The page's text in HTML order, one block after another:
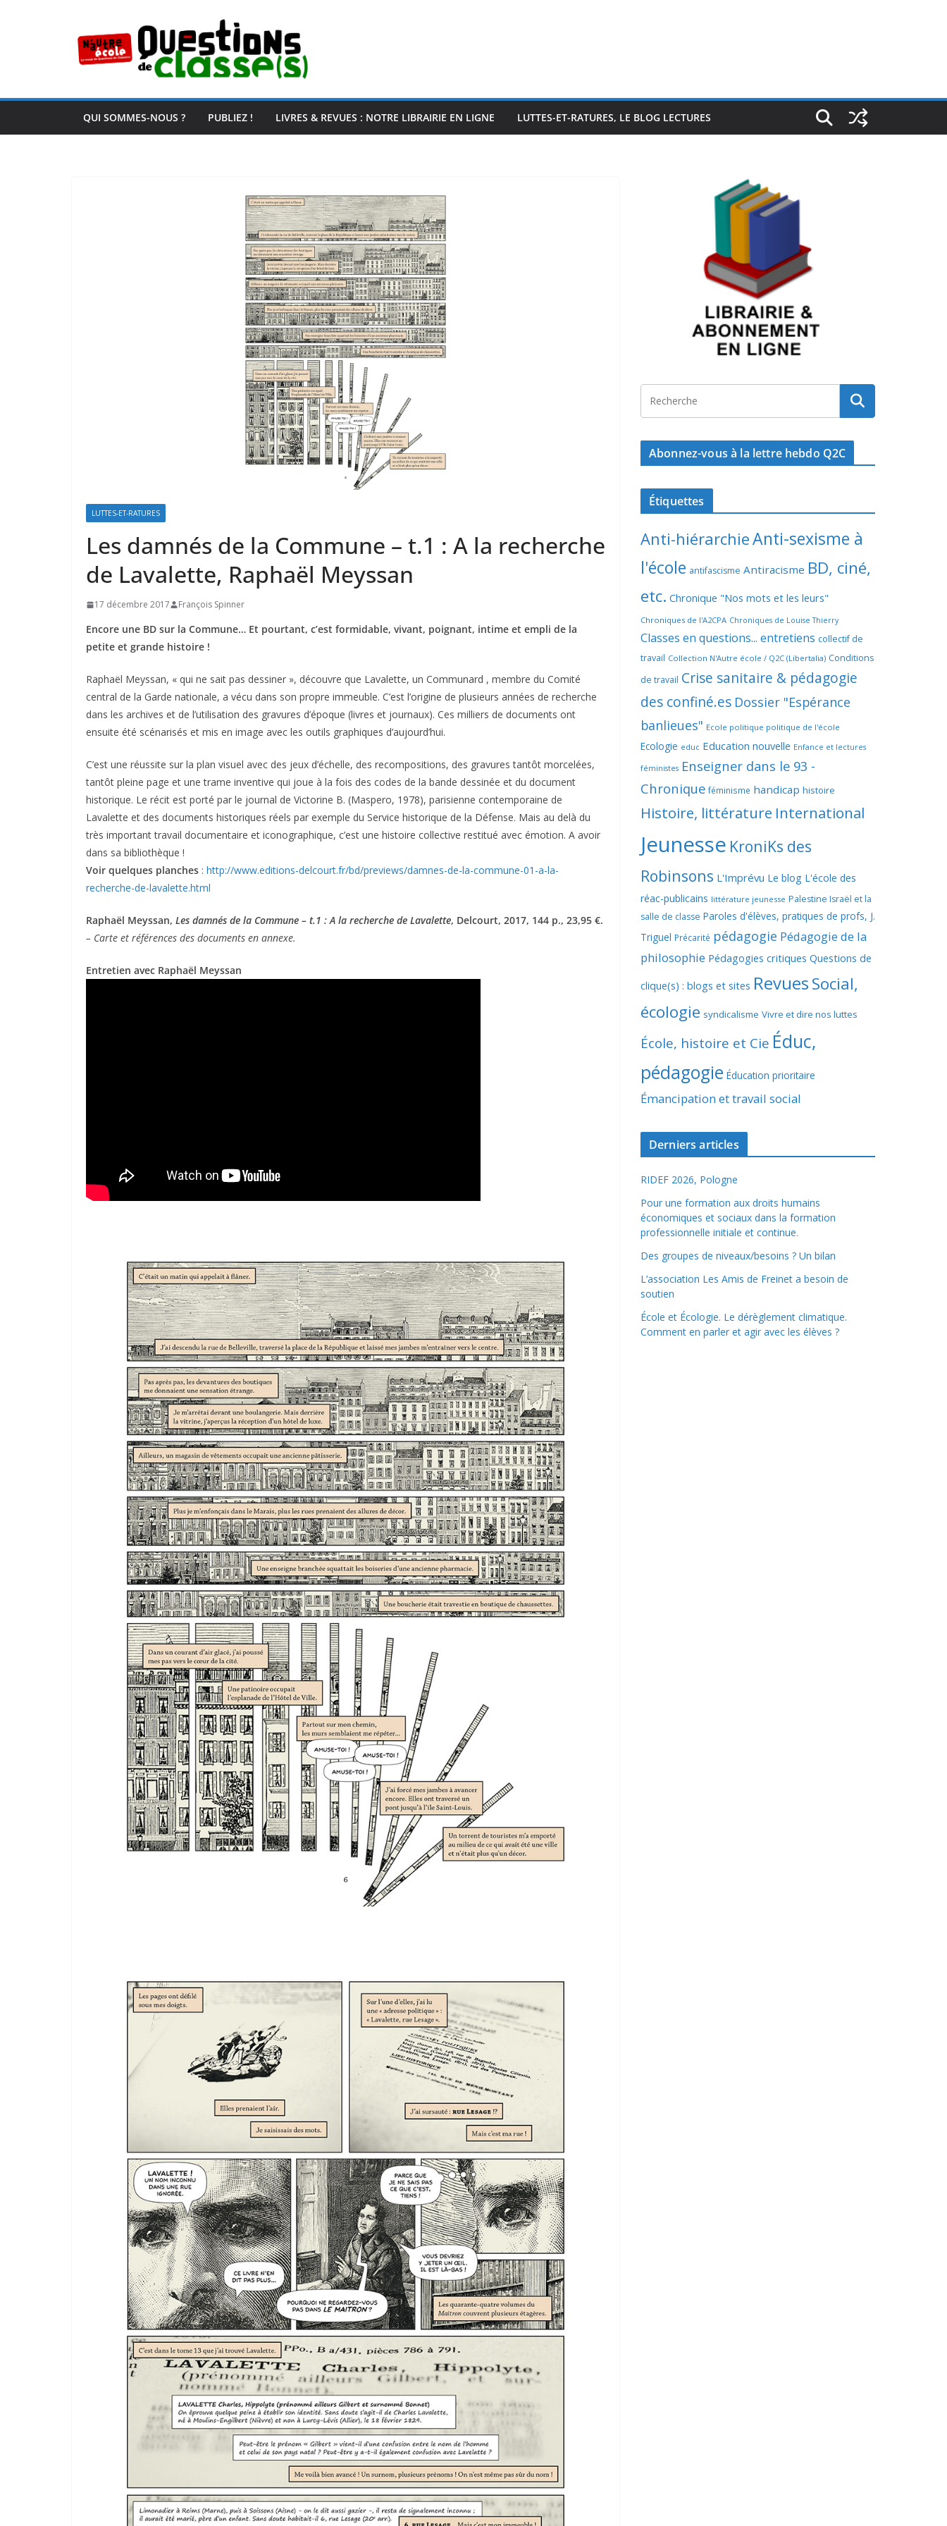
QUI SOMMES-NOUS ? PUBLIEZ ! LIVRES & REVUES : NOTRE LIBRAIRIE EN LIGNE LUTTES-ET-RATURES, LE BLOG LECTURES
LUTTES-ET-RATURES
Les damnés de la Commune – t.1 : A la recherche
de Lavalette, Raphaël Meyssan
17 décembre 2017 François Spinner
Encore une BD sur la Commune… Et pourtant, c’est formidable, vivant, poignant, intime et empli de la
petite et grande histoire !
Raphaël Meyssan, « qui ne sait pas dessiner », découvre que Lavalette, un Communard , membre du Comité
central de la Garde nationale, a vécu dans son propre immeuble. C’est l’origine de plusieurs années de recherche
dans les archives et de l’utilisation des gravures d’époque (livres et journaux). Ces milliers de documents ont
ensuite été scénarisés et mis en image avec les outils graphiques d’aujourd’hui.
C’est une réussite sur la plan visuel avec des jeux d’échelle, des recompositions, des gravures tantôt morcelées,
tantôt pleine page et une trame inventive qui joue à la fois des codes de la bande dessinée et du document
historique. Le récit est porté par le journal de Victorine B. (Maspero, 1978), parisienne contemporaine de
Lavalette et des documents historiques réels par exemple du Service historique de la Défense. Mais au delà du
très important travail documentaire et iconographique, c’est une histoire collective restitué avec émotion. A avoir
dans sa bibliothèque !
Voir quelques planches : http://www.editions-delcourt.fr/bd/previews/damnes-de-la-commune-01-a-la-
recherche-de-lavalette.html
Raphaël Meyssan, Les damnés de la Commune – t.1 : A la recherche de Lavalette, Delcourt, 2017, 144 p., 23,95 €.
– Carte et références des documents en annexe.
Entretien avec Raphaël Meyssan
Abonnez-vous à la lettre hebdo Q2C
Étiquettes
Anti-hiérarchieAnti-sexisme à
l'école antifascisme Antiracisme BD, ciné,
etc. Chronique "Nos mots et les leurs"
Chroniques de l'A2CPA Chroniques de Louise Thierry
Classes en questions... entretiens collectif de
travail Collection N'Autre école / Q2C (Libertalia) Conditions
de travail Crise sanitaire & pédagogie
des confiné.es Dossier "Espérance
banlieues" Ecole politique politique de l'école
Ecologie educ Education nouvelle Enfance et lectures
féministes Enseigner dans le 93 -
Chronique féminisme handicap histoire
Histoire, littérature International
Jeunesse KroniKs des
Robinsons L'Imprévu Le blog L'école des
réac-publicains littérature jeunesse Palestine Israël et la
salle de classe Paroles d'élèves, pratiques de profs, J.
Triguel Précarité pédagogie Pédagogie de la
philosophie Pédagogies critiques Questions de
clique(s) : blogs et sites RevuesSocial,
écologie syndicalisme Vivre et dire nos luttes
École, histoire et Cie Éduc,
pédagogie Éducation prioritaire
Émancipation et travail social
Derniers articles
RIDEF 2026, Pologne
Pour une formation aux droits humains
économiques et sociaux dans la formation
professionnelle initiale et continue.
Des groupes de niveaux/besoins ? Un bilan
L’association Les Amis de Freinet a besoin de
soutien
École et Écologie. Le dérèglement climatique.
Comment en parler et agir avec les élèves ?